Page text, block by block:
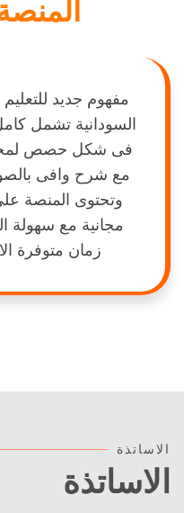
مفهوم جديد
السودانية تشمل
فى شكل حصص
مع شرح وافى
وتحتوى المنصة
مجانية مع سهولة
زمان متوفرة
الاساتذة
الاساتذة